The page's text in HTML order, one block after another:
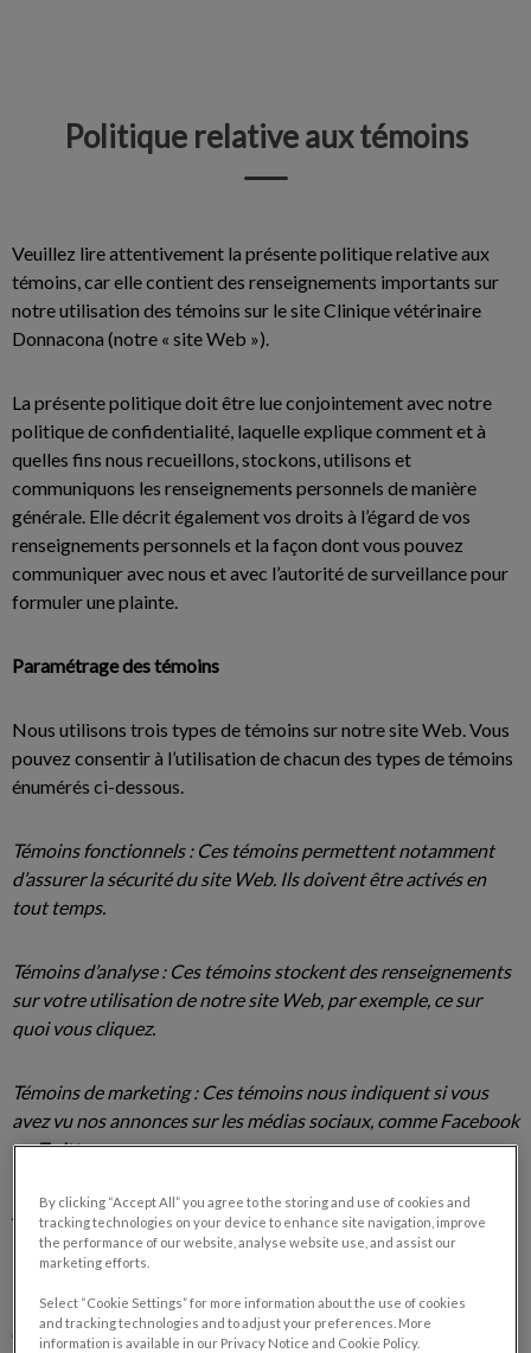
Politique relative aux témoins
Veuillez lire attentivement la présente politique relative aux
témoins, car elle contient des renseignements importants sur
notre utilisation des témoins sur le site Clinique vétérinaire
Donnacona (notre « site Web »).
La présente politique doit être lue conjointement avec notre
politique de confidentialité, laquelle explique comment et à
quelles fins nous recueillons, stockons, utilisons et
communiquons les renseignements personnels de manière
générale. Elle décrit également vos droits à l’égard de vos
renseignements personnels et la façon dont vous pouvez
communiquer avec nous et avec l’autorité de surveillance pour
formuler une plainte.
Paramétrage des témoins
Nous utilisons trois types de témoins sur notre site Web. Vous
pouvez consentir à l’utilisation de chacun des types de témoins
énumérés ci-dessous.
Témoins fonctionnels : Ces témoins permettent notamment
d’assurer la sécurité du site Web. Ils doivent être activés en
tout temps.
Témoins d’analyse : Ces témoins stockent des renseignements
sur votre utilisation de notre site Web, par exemple, ce sur
quoi vous cliquez.
Témoins de marketing : Ces témoins nous indiquent si vous
avez vu nos annonces sur les médias sociaux, comme Facebook
ou Twitter.
À propos de nous
Le présent site Web est exploité par VetStrategy (ci-après
« VetStrategy », « nous » ou « nos »). L'adresse de notre
entreprise enregistrée est VetStrategy, 7000 Pine Valley Drive,
By clicking “Accept All” you agree to the storing and use of cookies and
tracking technologies on your device to enhance site navigation, improve
the performance of our website, analyse website use, and assist our
marketing efforts.
Select “Cookie Settings” for more information about the use of cookies
and tracking technologies and to adjust your preferences. More
information is available in our Privacy Notice and Cookie Policy.